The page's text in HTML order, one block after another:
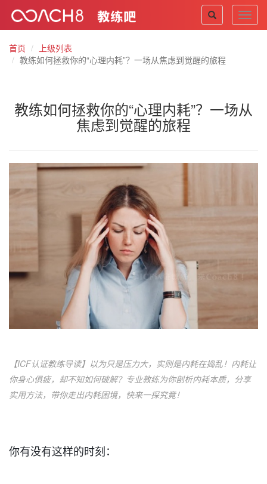
首页
上级列表
教练如何拯救你的“心理内耗”？一场从焦虑到觉醒的旅程
教练如何拯救你的“心理内耗”？一场从
焦虑到觉醒的旅程
【ICF认证教练导读】以为只是压力大，实则是内耗在捣乱！内耗让
你身心俱疲，却不知如何破解？专业教练为你剖析内耗本质，分享
实用方法，带你走出内耗困境，快来一探究竟！
你有没有这样的时刻：